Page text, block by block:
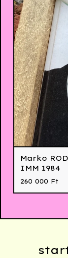
Marko
IMM 1984
260 000 Ft